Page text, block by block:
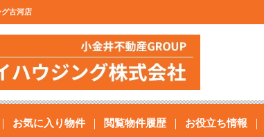
古河店
お気に入り物件 閲覧物件履歴 お役立ち情報